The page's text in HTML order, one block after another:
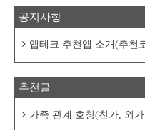
음인
초대
벤트
하면,
공지사항
앱테크 추천앱 소개(추천
추천글
가족 관계 호칭(친가, 외